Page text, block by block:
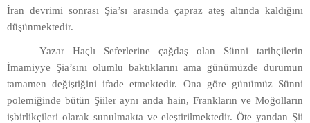
İran devrimi sonrası Şia’sı arasında çapraz ateş altında kaldığını
düşünmektedir.
Yazar Haçlı Seferlerine çağdaş olan Sünni tarihçilerin
İmamiyye Şia’sını olumlu baktıklarını ama günümüzde durumun
tamamen değiştiğini ifade etmektedir. Ona göre günümüz Sünni
polemiğinde bütün Şiiler aynı anda hain, Frankların ve Moğolların
işbirlikçileri olarak sunulmakta ve eleştirilmektedir. Öte yandan Şii